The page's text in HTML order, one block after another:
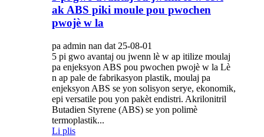
ak ABS piki moule pou pwochen
pwojè w la
pa admin nan dat 25-08-01
5 pi gwo avantaj ou jwenn lè w ap itilize moulaj
pa enjeksyon ABS pou pwochen pwojè w la Lè
n ap pale de fabrikasyon plastik, moulaj pa
enjeksyon ABS se yon solisyon serye, ekonomik,
epi versatile pou yon pakèt endistri. Akrilonitril
Butadien Styrene (ABS) se yon polimè
termoplastik...
Li plis